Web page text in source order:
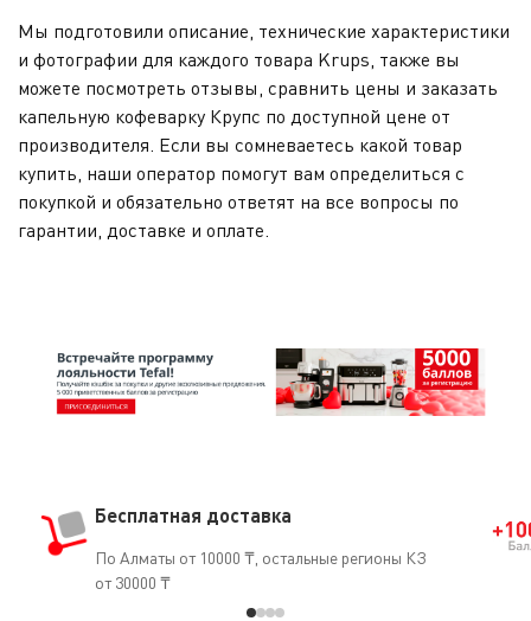
Мы подготовили описание, технические характеристики
и фотографии для каждого товара Krups, также вы
можете посмотреть отзывы, сравнить цены и заказать
капельную кофеварку Крупс по доступной цене от
производителя. Если вы сомневаетесь какой товар
купить, наши оператор помогут вам определиться с
покупкой и обязательно ответят на все вопросы по
гарантии, доставке и оплате.
Бесплатная доставка
По Алматы от 10000 ₸, остальные регионы КЗ
от 30000 ₸